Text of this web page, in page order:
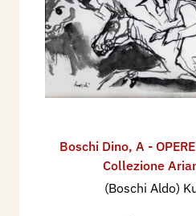
Boschi Dino, A -
Collezione
(Boschi Aldo)